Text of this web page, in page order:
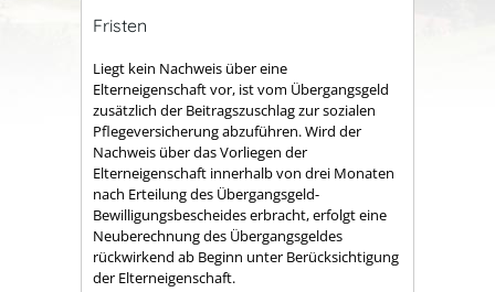
Fristen
Liegt kein Nachweis über eine
Elterneigenschaft vor, ist vom Übergangsgeld
zusätzlich der Beitragszuschlag zur sozialen
Pflegeversicherung abzuführen. Wird der
Nachweis über das Vorliegen der
Elterneigenschaft innerhalb von drei Monaten
nach Erteilung des Übergangsgeld-
Bewilligungsbescheides erbracht, erfolgt eine
Neuberechnung des Übergangsgeldes
rückwirkend ab Beginn unter Berücksichtigung
der Elterneigenschaft.